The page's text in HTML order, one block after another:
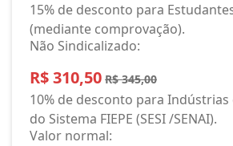
15% de desconto para
(mediante comprovação).
Não Sindicalizado:
R$ 310,50 R$ 345,00
10% de desconto para
do Sistema FIEPE (SESI /SENAI).
Valor normal: